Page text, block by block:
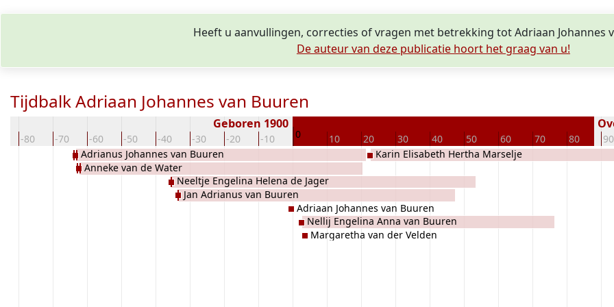
Heeft u aanvullingen, correcties of vragen met betrekking tot Adriaan Johannes
De auteur van deze publicatie hoort het graag van u!
Tijdbalk Adriaan Johannes van Buuren
-80 -70 -60 -50 -40 -30 -20 -10 0 10 20 30 40 50 60 70 80 90
Geboren 1900
Adrianus Johannes van Buuren
Anneke van de Water
Neeltje Engelina Helena de Jager
Jan Adrianus van Buuren
Adriaan Johannes van Buuren
Nellij Engelina Anna van Buuren
Margaretha van der Velden
Karin Elisabeth Hertha Marselje